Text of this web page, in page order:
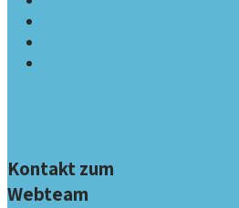
Kontakt zum
Webteam